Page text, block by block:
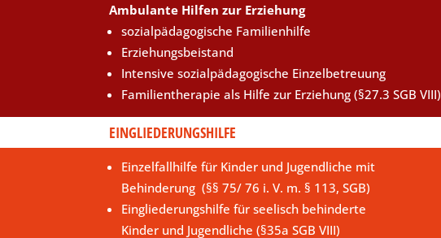
Ambulante Hilfen zur Erziehung
sozialpädagogische Familienhilfe
Erziehungsbeistand
Intensive sozialpädagogische Einzelbetreuung
Familientherapie als Hilfe zur Erziehung (§27.3 SGB VIII)
EINGLIEDERUNGSHILFE
Einzelfallhilfe für Kinder und Jugendliche mit
Behinderung (§§ 75/ 76 i. V. m. § 113, SGB)
Eingliederungshilfe für seelisch behinderte
Kinder und Jugendliche (§35a SGB VIII)